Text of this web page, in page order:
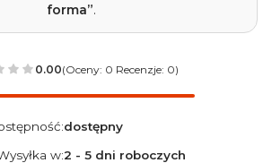
forma”.
0.00(Oceny: 0 Recenzje: 0)
dostępny
w:2 - 5 dni roboczych